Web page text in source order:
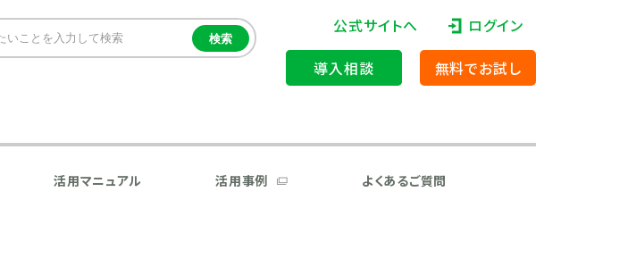
公式サイトへ
ログイン
導入相談
無料でお試し
活用マニュアル 活用事例 よくあるご質問